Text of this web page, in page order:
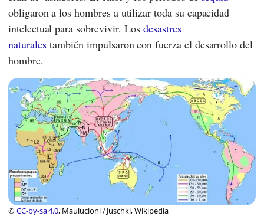
obligaron a los hombres a utilizar toda su capacidad
intelectual para sobrevivir. Losdesastres
naturalestambién impulsaron con fuerza el desarrollo del
hombre.
©CC-by-sa 4.0, Maulucioni / Juschki, Wikipedia